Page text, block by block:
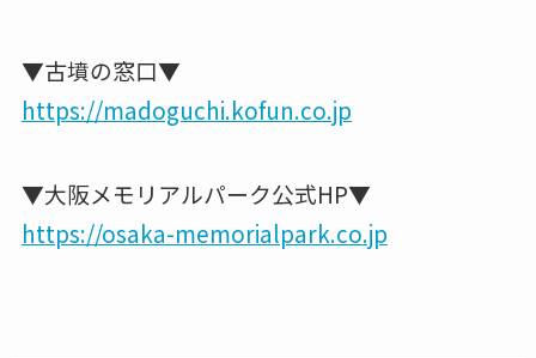
▼古墳の窓口▼
https://madoguchi.kofun.co.jp
▼大阪メモリアルパーク公式HP▼
https://osaka-memorialpark.co.jp